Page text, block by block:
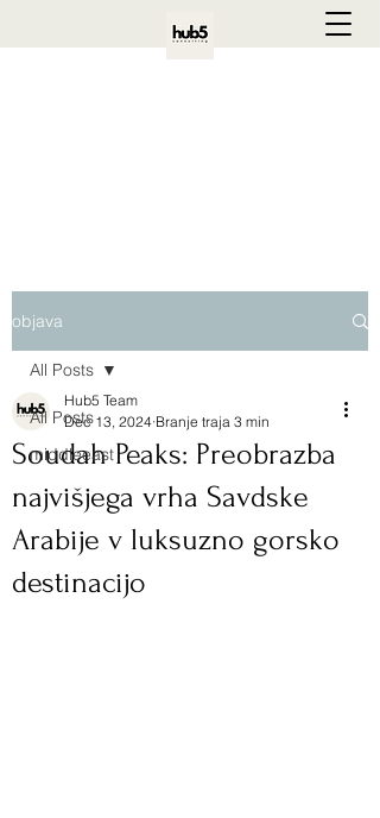
objava
All Posts
middleeast
All Posts
Soudah Peaks: Preobrazba
najvišjega vrha Savdske
Arabije v luksuzno gorsko
destinacijo
Hub5 Team
Dec 13, 2024 Branje traja 3 min